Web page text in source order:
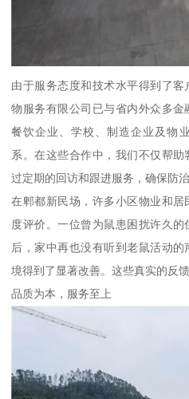
由于服务态度和技术水平得到了
物服务有限公司已与省内外众多金
餐饮企业、学校、制造企业及物
系。在这些合作中，我们不仅帮
过定期的回访和跟进服务，确保防
在郫都新民场，许多小区物业和
度评价。一位曾为鼠患困扰许久
后，家中再也没有听到老鼠活动
境得到了显著改善。这些真实的反
品质为本，服务至上